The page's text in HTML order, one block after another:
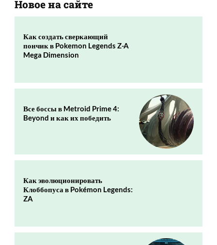
Новое на сайте
Как создать сверкающий
пончик в Pokemon Legends Z-A
Mega Dimension
Все боссы в Metroid Prime 4:
Beyond и как их победить
Как эволюционировать
Клоббопуса в Pokémon Legends:
ZA